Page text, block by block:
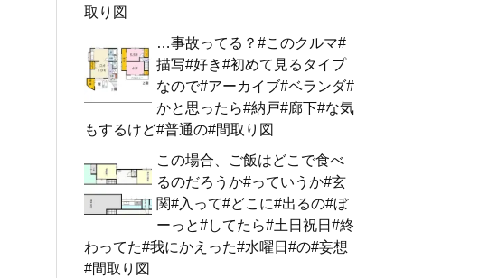
取り図
…事故ってる？#このクルマ#
描写#好き#初めて見るタイプ
なので#アーカイブ#ベランダ#
かと思ったら#納戸#廊下#な気
もするけど#普通の#間取り図
この場合、ご飯はどこで食べ
るのだろうか#っていうか#玄
関#入って#どこに#出るの#ぼ
ーっと#してたら#土日祝日#終
わってた#我にかえった#水曜日#の#妄想
#間取り図